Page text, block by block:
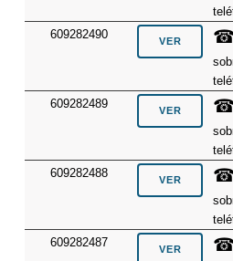
609282490
609282489
609282488
609282487